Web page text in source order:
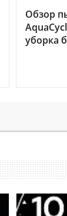
Обзор
уборка